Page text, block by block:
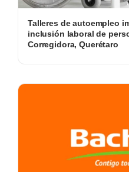
Talleres de autoempleo
inclusión laboral de
Corregidora, Querétaro